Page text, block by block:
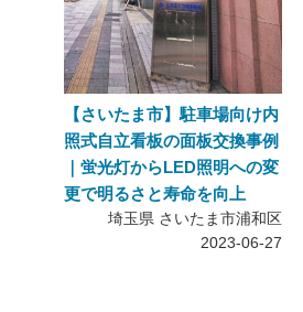
【さいたま市】駐車場向け内
照式自立看板の面板交換事例
｜蛍光灯からLED照明への変
更で明るさと寿命を向上
埼玉県 さいたま市浦和区
2023-06-27